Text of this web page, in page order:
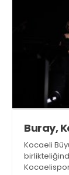
Buray,
Kocaeli